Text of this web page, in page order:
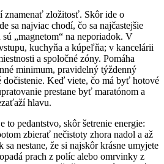
znamenať zložitosť. Skôr ide o
sa najviac chodí, čo sa najčastejšie
„magnetom“ na neporiadok. V
kuchyňa a kúpeľňa; v kancelárii
a spoločné zóny. Pomáha
minimum, pravidelný týždenný
dočistenie. Keď viete, čo má byť hotové
prestane byť maratónom a
hlavu.
to pedantstvo, skôr šetrenie energie:
zbierať nečistoty zhora nadol a až
nestane, že si najskôr krásne umyjete
prach z políc alebo omrvinky z